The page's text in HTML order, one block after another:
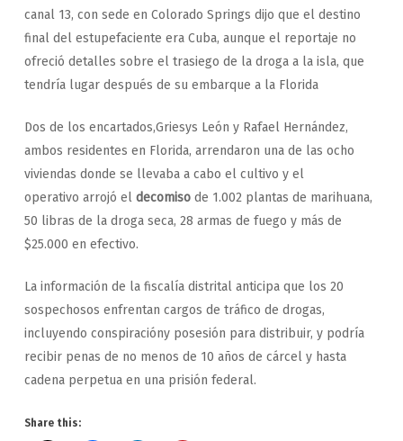
canal 13, con sede en Colorado Springs dijo que el destino
final del estupefaciente era Cuba, aunque el reportaje no
ofreció detalles sobre el trasiego de la droga a la isla, que
tendría lugar después de su embarque a la Florida
Dos de los encartados,Griesys León y Rafael Hernández,
ambos residentes en Florida, arrendaron una de las ocho
viviendas donde se llevaba a cabo el cultivo y el
operativo arrojó el decomiso de 1.002 plantas de marihuana,
50 libras de la droga seca, 28 armas de fuego y más de
$25.000 en efectivo.
La información de la fiscalía distrital anticipa que los 20
sospechosos enfrentan cargos de tráfico de drogas,
incluyendo conspiracióny posesión para distribuir, y podría
recibir penas de no menos de 10 años de cárcel y hasta
cadena perpetua en una prisión federal.
Share this: